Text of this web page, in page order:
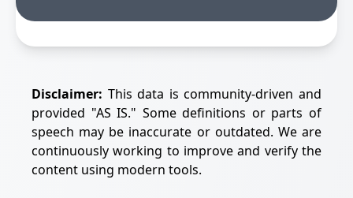
Disclaimer: This data is community-driven and
provided "AS IS." Some definitions or parts of
speech may be inaccurate or outdated. We are
continuously working to improve and verify the
content using modern tools.